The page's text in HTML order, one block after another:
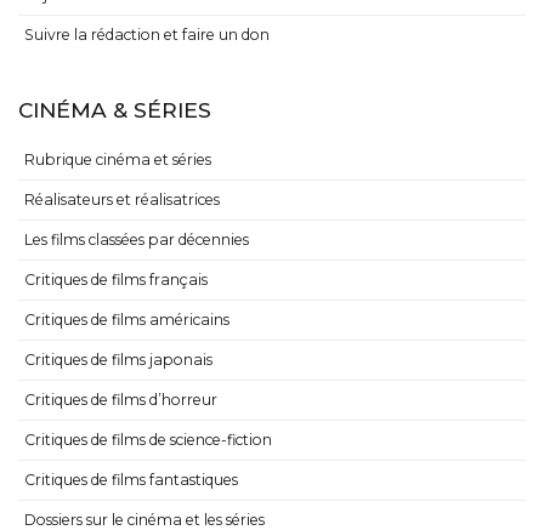
Suivre la rédaction et faire un don
CINÉMA & SÉRIES
Rubrique cinéma et séries
Réalisateurs et réalisatrices
Les films classées par décennies
Critiques de films français
Critiques de films américains
Critiques de films japonais
Critiques de films d’horreur
Critiques de films de science-fiction
Critiques de films fantastiques
Dossiers sur le cinéma et les séries